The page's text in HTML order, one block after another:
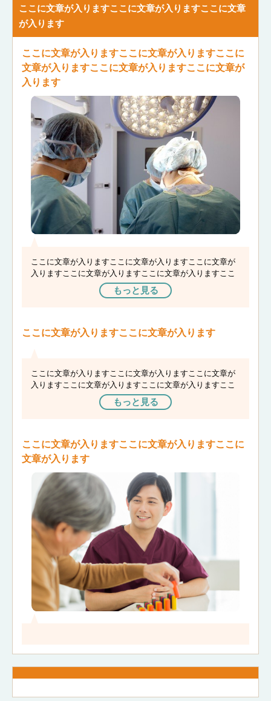
ここに文章が入りますここに文章が入りますここに文章
が入ります
ここに文章が入りますここに文章が入りますここに
文章が入りますここに文章が入りますここに文章が
入ります
ここに文章が入りますここに文章が入りますここに文章が
入りますここに文章が入りますここに文章が入りますここ
に文章が入りますここに文章が入りますここに文章が入り
ますここに文章が入ります
もっと見る
ここに文章が入りますここに文章が入ります
ここに文章が入りますここに文章が入りますここに文章が
入りますここに文章が入りますここに文章が入りますここ
に文章が入りますここに文章が入りますここに文章が入り
ますここに文章が入ります
もっと見る
ここに文章が入りますここに文章が入りますここに
文章が入ります